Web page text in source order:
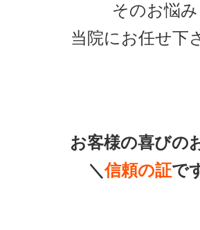
そのお悩み
当院にお任せ下
お客様の喜びの
＼信頼の証で